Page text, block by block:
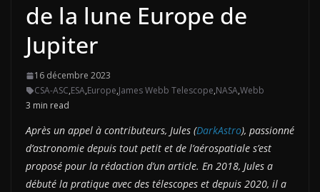
de la lune Europe de
Jupiter
16 décembre 2023
CSA-ASC,ESA,Europe,James Webb Telescope,NASA,Webb
3 min read
Après un appel à contributeurs, Jules (DarkAstro), passionné
d’astronomie depuis tout petit et de l’aérospatiale s’est
proposé pour la rédaction d’un article. En 2018, Jules a
débuté la pratique avec des télescopes et depuis 2020, il a